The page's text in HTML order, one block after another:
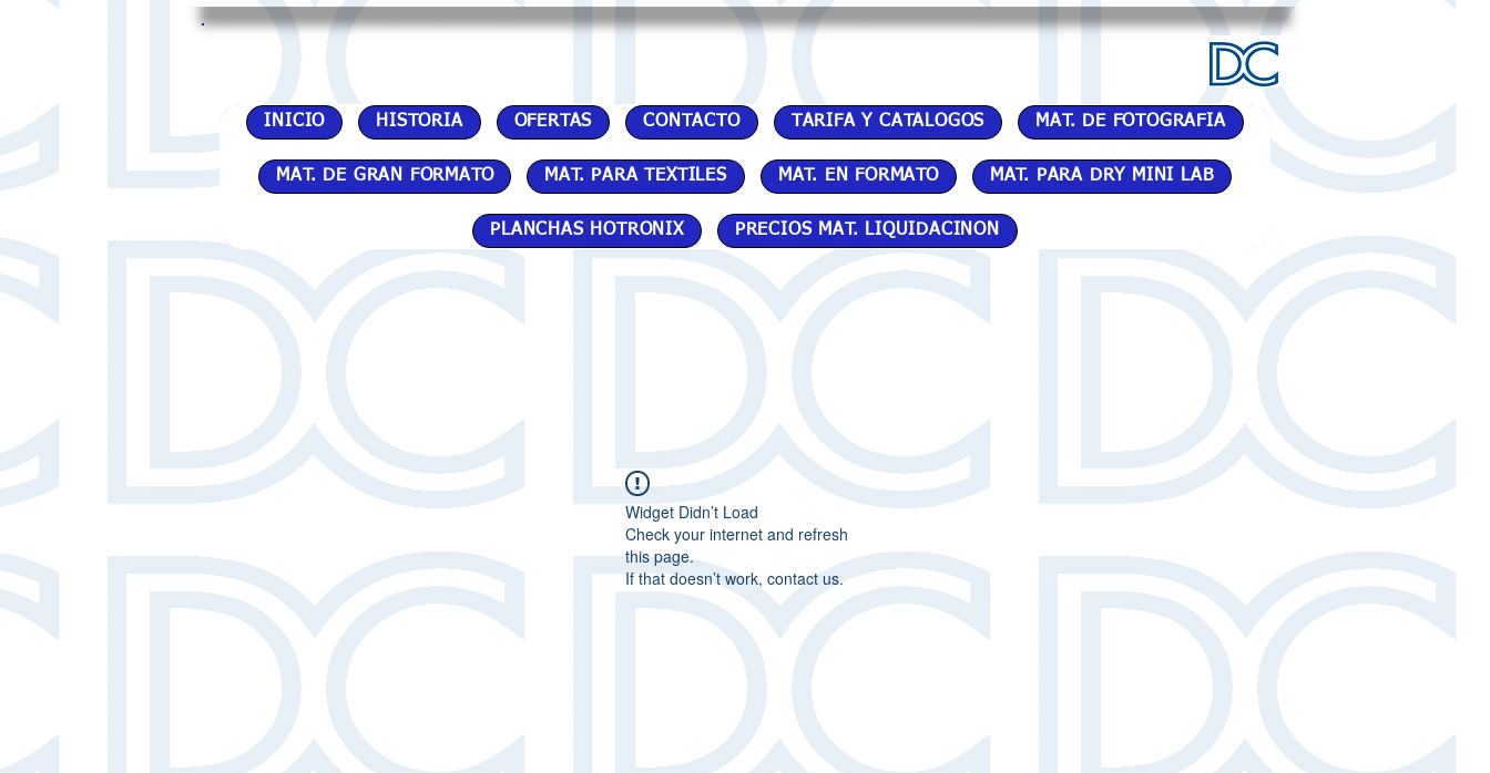
Widget Didn’t Load
Check your internet and refresh
this page.
If that doesn’t work, contact us.
INICIO HISTORIA OFERTAS CONTACTO TARIFA Y CATALOGOS MAT. DE FOTOGRAFIA
MAT. DE GRAN FORMATO MAT. PARA TEXTILES MAT. EN FORMATO MAT. PARA DRY MINI LAB
PLANCHAS HOTRONIX PRECIOS MAT. LIQUIDACINON